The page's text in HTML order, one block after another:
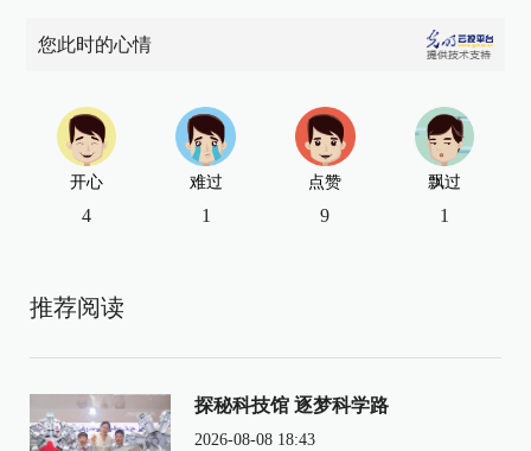
您此时的心情
开心
4
难过
1
点赞
9
飘过
1
推荐阅读
探秘科技馆 逐梦科学路
2026-08-08 18:43